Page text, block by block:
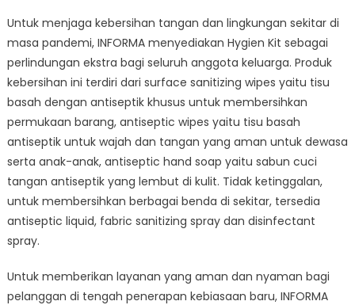
Untuk menjaga kebersihan tangan dan lingkungan sekitar di
masa pandemi, INFORMA menyediakan Hygien Kit sebagai
perlindungan ekstra bagi seluruh anggota keluarga. Produk
kebersihan ini terdiri dari surface sanitizing wipes yaitu tisu
basah dengan antiseptik khusus untuk membersihkan
permukaan barang, antiseptic wipes yaitu tisu basah
antiseptik untuk wajah dan tangan yang aman untuk dewasa
serta anak-anak, antiseptic hand soap yaitu sabun cuci
tangan antiseptik yang lembut di kulit. Tidak ketinggalan,
untuk membersihkan berbagai benda di sekitar, tersedia
antiseptic liquid, fabric sanitizing spray dan disinfectant
spray.
Untuk memberikan layanan yang aman dan nyaman bagi
pelanggan di tengah penerapan kebiasaan baru, INFORMA